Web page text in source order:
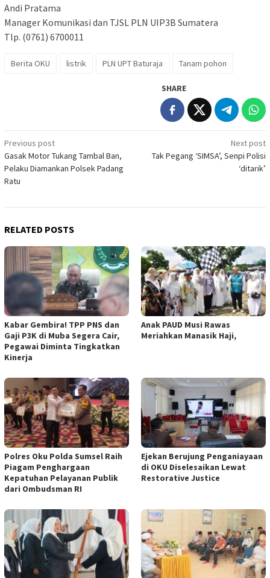
Andi Pratama
Manager Komunikasi dan TJSL PLN UIP3B Sumatera
Tlp. (0761) 6700011
Berita OKU listrik PLN UPT Baturaja Tanam pohon
SHARE
Post
navigation
Previous post
Gasak Motor Tukang Tambal Ban,
Pelaku Diamankan Polsek Padang
Ratu
Next post
Tak Pegang ‘SIMSA’, Senpi Polisi
‘ditarik’
RELATED POSTS
Kabar Gembira! TPP PNS dan
Gaji P3K di Muba Segera Cair,
Pegawai Diminta Tingkatkan
Kinerja
Anak PAUD Musi Rawas
Meriahkan Manasik Haji,
Polres Oku Polda Sumsel Raih
Piagam Penghargaan
Kepatuhan Pelayanan Publik
dari Ombudsman RI
Ejekan Berujung Penganiayaan
di OKU Diselesaikan Lewat
Restorative Justice